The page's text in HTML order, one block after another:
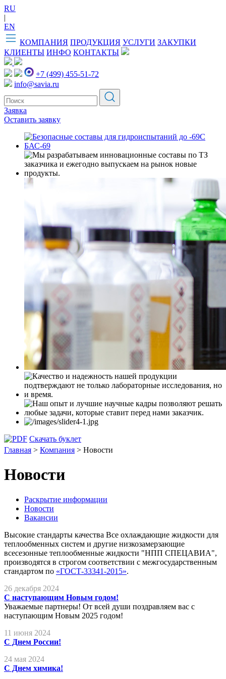
RU
|
EN
КОМПАНИЯ ПРОДУКЦИЯ УСЛУГИ ЗАКУПКИ
КЛИЕНТЫ ИНФО КОНТАКТЫ
+7 (499) 455-51-72
info@savia.ru
Заявка
Оставить заявку
Скачать буклет
Главная > Компания > Новости
Новости
Раскрытие информации
Новости
Вакансии
Высокие стандарты качества Все охлаждающие жидкости для
теплообменных систем и другие низкозамерзающие
всесезонные теплообменные жидкости "НПП СПЕЦАВИА",
производятся в строгом соответствии с межгосударственным
стандартом по «ГОСТ-33341-2015».
26 декабря 2024
С наступающим Новым годом!
Уважаемые партнеры! От всей души поздравляем вас с
наступающим Новым 2025 годом!
11 июня 2024
С Днем России!
24 мая 2024
С Днем химика!